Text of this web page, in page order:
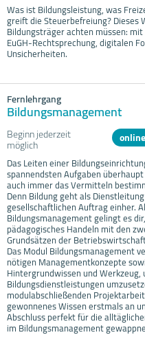
Was ist Bildungsleistung, was
greift die Steuerbefreiung? Dieses
Bildungsträger achten müssen: mit
EuGH-Rechtsprechung, digitalen
Unsicherheiten.
Fernlehrgang
Bildungsmanagement
Beginn jederzeit
möglich online
Das Leiten einer
spannendsten Aufgaben
auch immer das Vermitteln
Denn Bildung geht als
gesellschaftlichen Auftrag einher.
Bildungsmanagement gelingt es
pädagogisches Handeln mit den
Grundsätzen der
Das Modul Bildungsmanagement
nötigen Managementkonzepte
Hintergrundwissen und
Bildungsdienstleistungen
modulabschließenden
gewonnenes Wissen erstmals an
Abschluss perfekt für die
im Bildungsmanagement